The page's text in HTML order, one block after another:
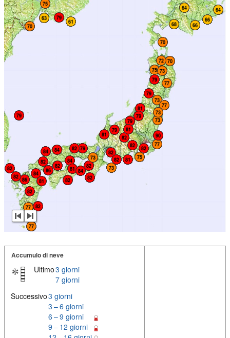
Accumulo di neve
Ultimo3 giorni
7 giorni
Successivo3 giorni
3 – 6 giorni
6 – 9 giorni
9 – 12 giorni